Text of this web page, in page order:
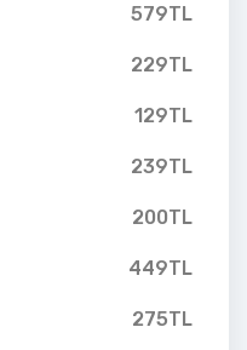
579TL
229TL
129TL
239TL
200TL
449TL
275TL